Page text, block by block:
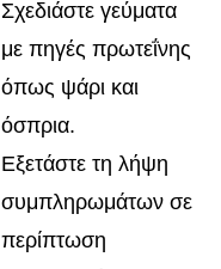
Σχεδιάστε γεύματα
με πηγές πρωτεΐνης
όπως ψάρι και
όσπρια.
Εξετάστε τη λήψη
συμπληρωμάτων σε
περίπτωση